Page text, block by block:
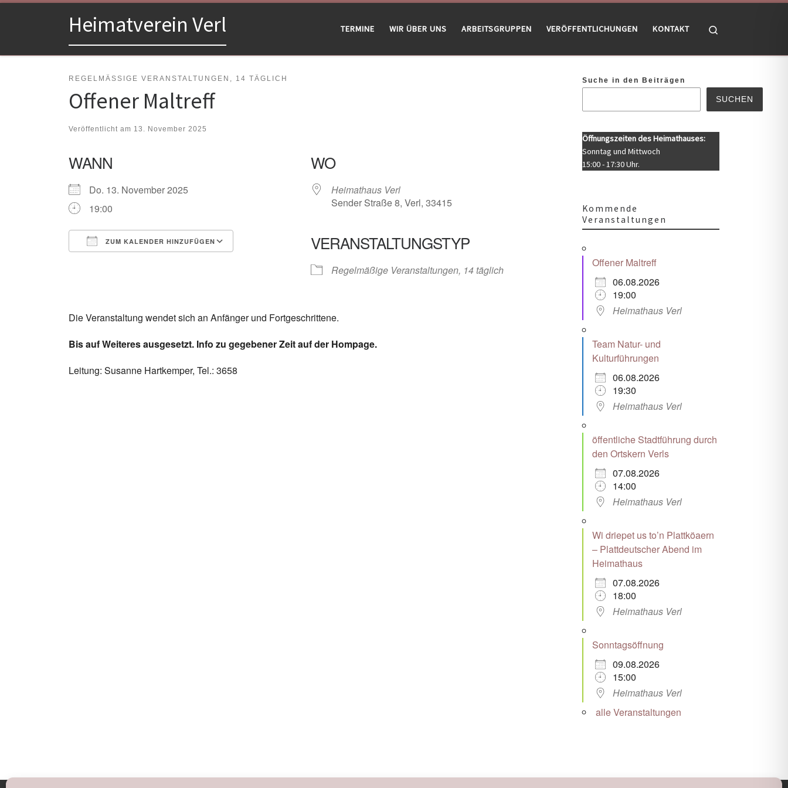
Zum Inhalt springenHeimatverein Verl TERMINE WIR ÜBER UNS ARBEITSGRUPPEN VERÖFFENTLICHUNGEN KONTAKT
REGELMÄSSIGE VERANSTALTUNGEN, 14 TÄGLICH
Offener Maltreff
Veröffentlicht am 13. November 2025
WANN
Do. 13. November 2025
19:00
ZUM KALENDER HINZUFÜGEN
Google Kalender Office 365
WO
Heimathaus Verl
Sender Straße 8, Verl, 33415
VERANSTALTUNGSTYP
Regelmäßige Veranstaltungen, 14 täglich
Die Veranstaltung wendet sich an Anfänger und Fortgeschrittene.
Bis auf Weiteres ausgesetzt. Info zu gegebener Zeit auf der Hompage.
Leitung: Susanne Hartkemper, Tel.: 3658
Suche in den Beiträgen
SUCHEN
Öffnungszeiten des Heimathauses:
Sonntag und Mittwoch
15:00 - 17:30 Uhr.
Kommende
Veranstaltungen
Offener Maltreff
06.08.2026
19:00
Heimathaus Verl
Team Natur- und
Kulturführungen
06.08.2026
19:30
Heimathaus Verl
öffentliche Stadtführung durch
den Ortskern Verls
07.08.2026
14:00
Heimathaus Verl
Wi driepet us to’n Plattköaern
– Plattdeutscher Abend im
Heimathaus
07.08.2026
18:00
Heimathaus Verl
Sonntagsöffnung
09.08.2026
15:00
Heimathaus Verl
alle Veranstaltungen